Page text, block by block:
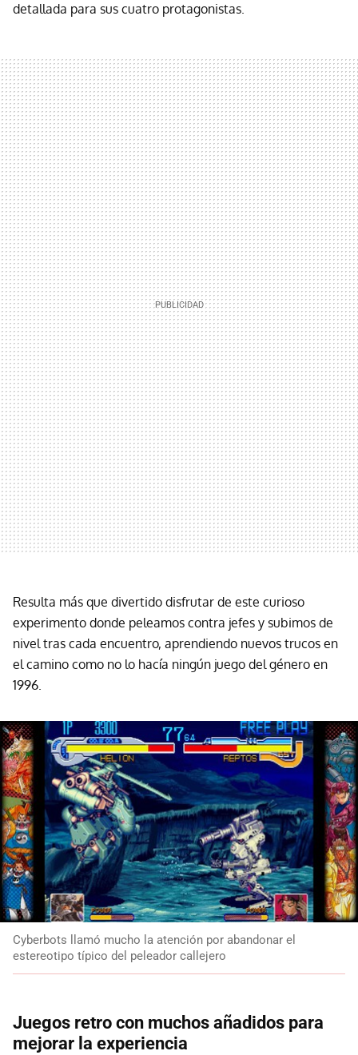
detallada para sus cuatro protagonistas.
Resulta más que divertido disfrutar de este curioso
experimento donde peleamos contra jefes y subimos de
nivel tras cada encuentro, aprendiendo nuevos trucos en
el camino como no lo hacía ningún juego del género en
1996.
Cyberbots llamó mucho la atención por abandonar el
estereotipo típico del peleador callejero
Juegos retro con muchos añadidos para
mejorar la experiencia